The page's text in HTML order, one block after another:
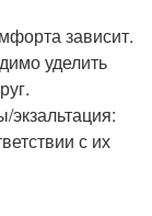
зависит.
уделить
с их